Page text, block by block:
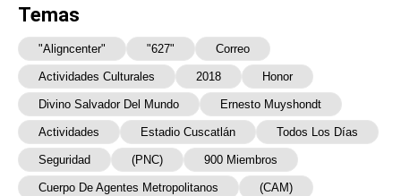
Temas
"aligncenter" "627" Correo
Actividades Culturales 2018 Honor
Divino Salvador Del Mundo Ernesto Muyshondt
Actividades Estadio Cuscatlán Todos Los Días
Seguridad (PNC) 900 Miembros
Cuerpo De Agentes Metropolitanos (CAM)